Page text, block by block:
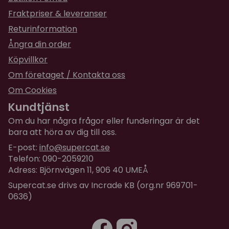
råfett 15,0%, råfiber 3,0 %, råaska 7,5 %, kalcium 1,3 %,
fosfor 1,0 %, natrium 0,5 %, kalium 0,7%, magnesium 0,1
%, omega 6-fettsyror 3,0%, omega 3-fettsyror 0,3 %
TillsatserVitaminer/kg:
IE, vitamin D3 (3a671) 900 IE, vitamin E (3a700i) 110
mg, C-vitamin (3a312) 25 mg, taurin (3a370) 1000 mg
Spårämnen/kg:
(3b405) 10 mg, zink (3b603) 60 mg, mangan (3b502)
11 mg, jod (3b202) 1,2 mg, selen (3b801) 0,2 mg
Aminosyror/kg:DL-metionin (3c301) 4000 mg
Antioxidant, tokoferolrika extrakt från vegetabiliska
oljor 1b306(i)
Fraktpriser & leveranser
Returinformation
Ångra din order
Köpvillkor
Om företaget / Kontakta oss
Om Cookies
Kundtjänst
Om du har några frågor eller funderingar är det
bara att höra av dig till oss.
E-post: info@supercat.se
Telefon: 090-2059210
Adress: Björnvägen 11, 906 40 UMEÅ
Supercat.se drivs av Incrade KB (org.nr 969701-
0636)